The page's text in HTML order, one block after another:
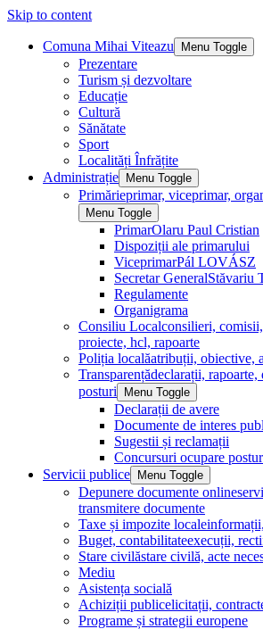
Skip to content
Comuna Mihai Viteazu Menu Toggle
Prezentare
Turism și dezvoltare
Educație
Cultură
Sănătate
Sport
Localități Înfrățite
Administrație
Menu Toggle
Primărieprimar, viceprimar,
Menu Toggle
PrimarOlaru Paul Cristian
Dispoziții ale primarului
ViceprimarPál LOVÁSZ
Secretar GeneralStăvariu
Regulamente
Organigrama
Consiliu Localconsilieri,
proiecte, hcl, rapoarte
Poliția localăatribuții, obiective,
Transparențădeclarații, rapoarte,
posturi
Menu Toggle
Declarații de avere
Documente de interes
Sugestii și reclamații
Concursuri ocupare
Servicii publice
Menu Toggle
Depunere documente online
transmitere documente
Taxe și impozite locale
Buget, contabilitateexecuții,
Stare civilăstare civilă, acte
Mediu
Asistența socială
Achiziții publicelicitații,
Programe și strategii europene